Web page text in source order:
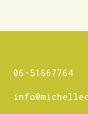
06-51667764